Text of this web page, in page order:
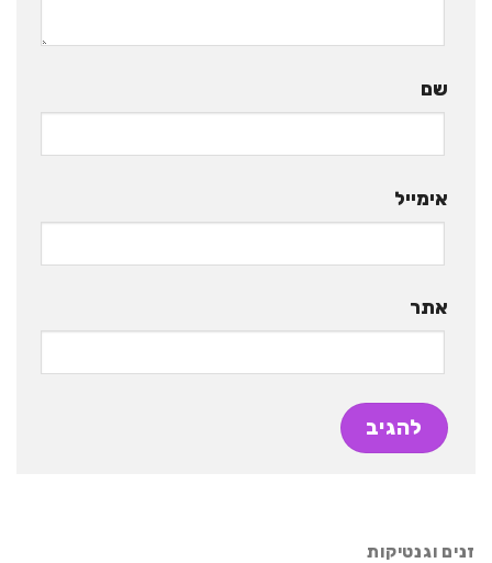
שם
אימייל
אתר
זנים וגנטיקות